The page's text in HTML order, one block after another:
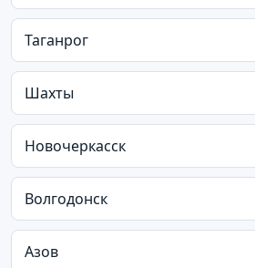
Таганрог
Шахты
Новочеркасск
Волгодонск
Азов